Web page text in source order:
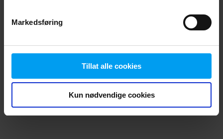
Markedsføring
Tillat alle cookies
Kun nødvendige cookies